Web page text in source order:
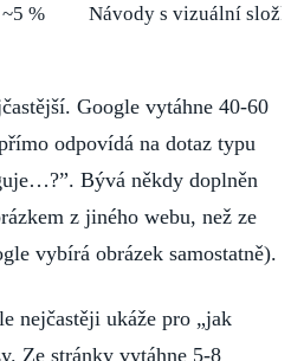
~5 % Návody s vizuální
Google vytáhne 40-60
odpovídá na dotaz typu
Bývá někdy doplněn
z jiného webu, než ze
vybírá obrázek samostatně).
nejčastěji ukáže pro „jak
Ze stránky vytáhne 5-8